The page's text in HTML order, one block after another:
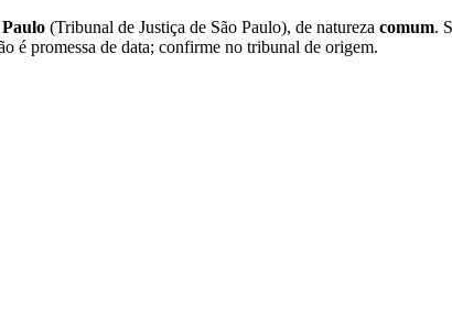
(Tribunal de Justiça de São Paulo), de natureza comum.
é promessa de data; confirme no tribunal de origem.